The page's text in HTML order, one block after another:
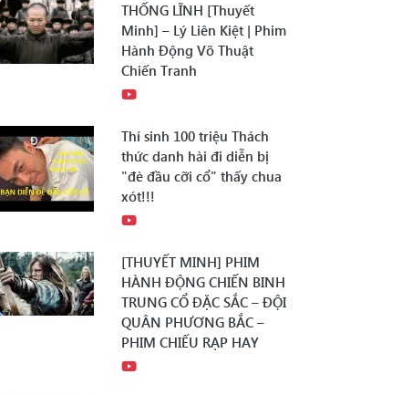
THỐNG LĨNH [Thuyết
Minh] – Lý Liên Kiệt | Phim
Hành Động Võ Thuật
Chiến Tranh
Thí sinh 100 triệu Thách
thức danh hài đi diễn bị
"đè đầu cỡi cổ" thấy chua
xót!!!
[THUYẾT MINH] PHIM
HÀNH ĐỘNG CHIẾN BINH
TRUNG CỔ ĐẶC SẮC – ĐỘI
QUÂN PHƯƠNG BẮC –
PHIM CHIẾU RẠP HAY